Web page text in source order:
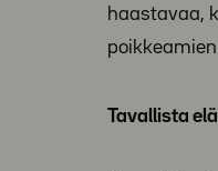
haastavaa,
Tavallista